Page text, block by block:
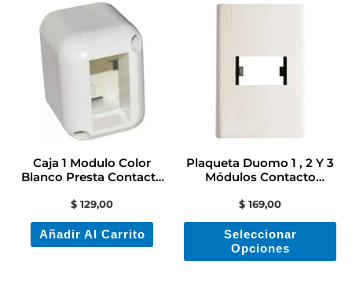
Caja 1 Modulo Color
Blanco Presta Contacto
$ 129,00
Añadir Al Carrito
Plaqueta Duomo 1 , 2 Y 3
Módulos Contacto
$ 169,00
Seleccionar
Opciones